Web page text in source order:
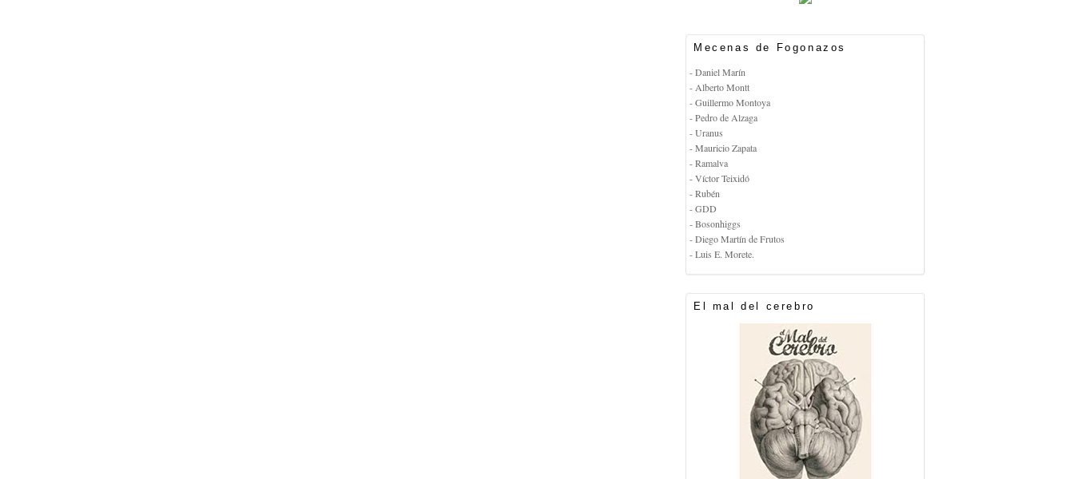
Mecenas de Fogonazos
- Daniel Marín
- Alberto Montt
- Guillermo Montoya
- Pedro de Alzaga
- Uranus
- Mauricio Zapata
- Ramalva
- Víctor Teixidó
- Rubén
- GDD
- Bosonhiggs
- Diego Martín de Frutos
- Luis E. Morete.
El mal del cerebro